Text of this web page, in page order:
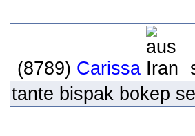
(8789) Carissa
tante bispak bokep